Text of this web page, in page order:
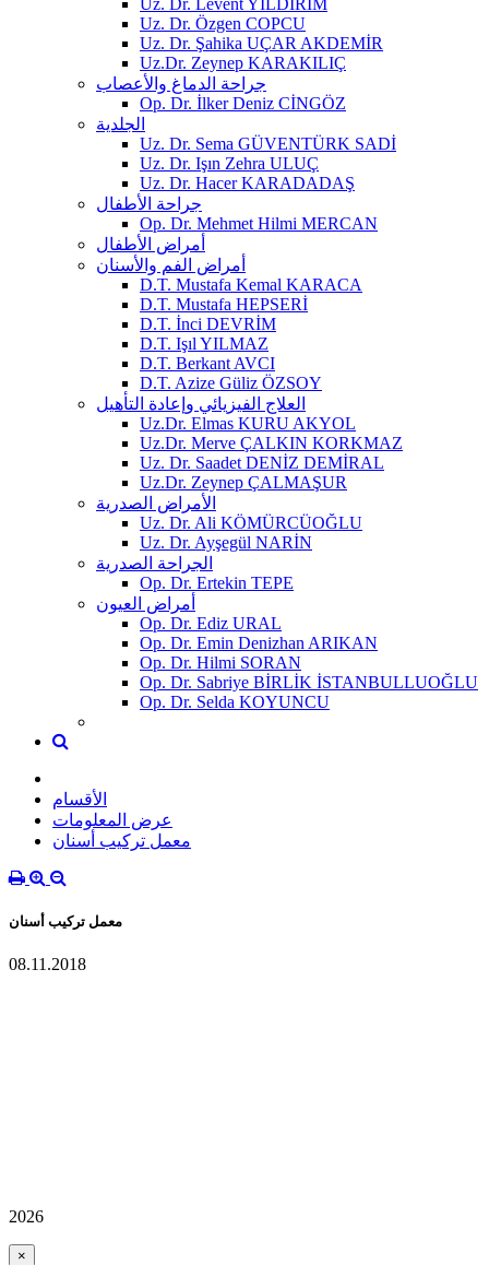
Uz. Dr. Levent YILDIRIM
Uz. Dr. Özgen COPCU
Uz. Dr. Şahika UÇAR AKDEMİR
Uz.Dr. Zeynep KARAKILIÇ
جراحة الدماغ والأعصاب
Op. Dr. İlker Deniz CİNGÖZ
الجلدية
Uz. Dr. Sema GÜVENTÜRK SADİ
Uz. Dr. Işın Zehra ULUÇ
Uz. Dr. Hacer KARADADAŞ
جراحة الأطفال
Op. Dr. Mehmet Hilmi MERCAN
أمراض الأطفال
أمراض الفم والأسنان
D.T. Mustafa Kemal KARACA
D.T. Mustafa HEPSERİ
D.T. İnci DEVRİM
D.T. Işıl YILMAZ
D.T. Berkant AVCI
D.T. Azize Güliz ÖZSOY
العلاج الفيزيائي وإعادة التأهيل
Uz.Dr. Elmas KURU AKYOL
Uz.Dr. Merve ÇALKIN KORKMAZ
Uz. Dr. Saadet DENİZ DEMİRAL
Uz.Dr. Zeynep ÇALMAŞUR
الأمراض الصدرية
Uz. Dr. Ali KÖMÜRCÜOĞLU
Uz. Dr. Ayşegül NARİN
الجراحة الصدرية
Op. Dr. Ertekin TEPE
أمراض العيون
Op. Dr. Ediz URAL
Op. Dr. Emin Denizhan ARIKAN
Op. Dr. Hilmi SORAN
Op. Dr. Sabriye BİRLİK İSTANBULLUOĞLU
Op. Dr. Selda KOYUNCU
الأقسام
عرض المعلومات
معمل تركيب أسنان
معمل تركيب أسنان
08.11.2018
2026
×